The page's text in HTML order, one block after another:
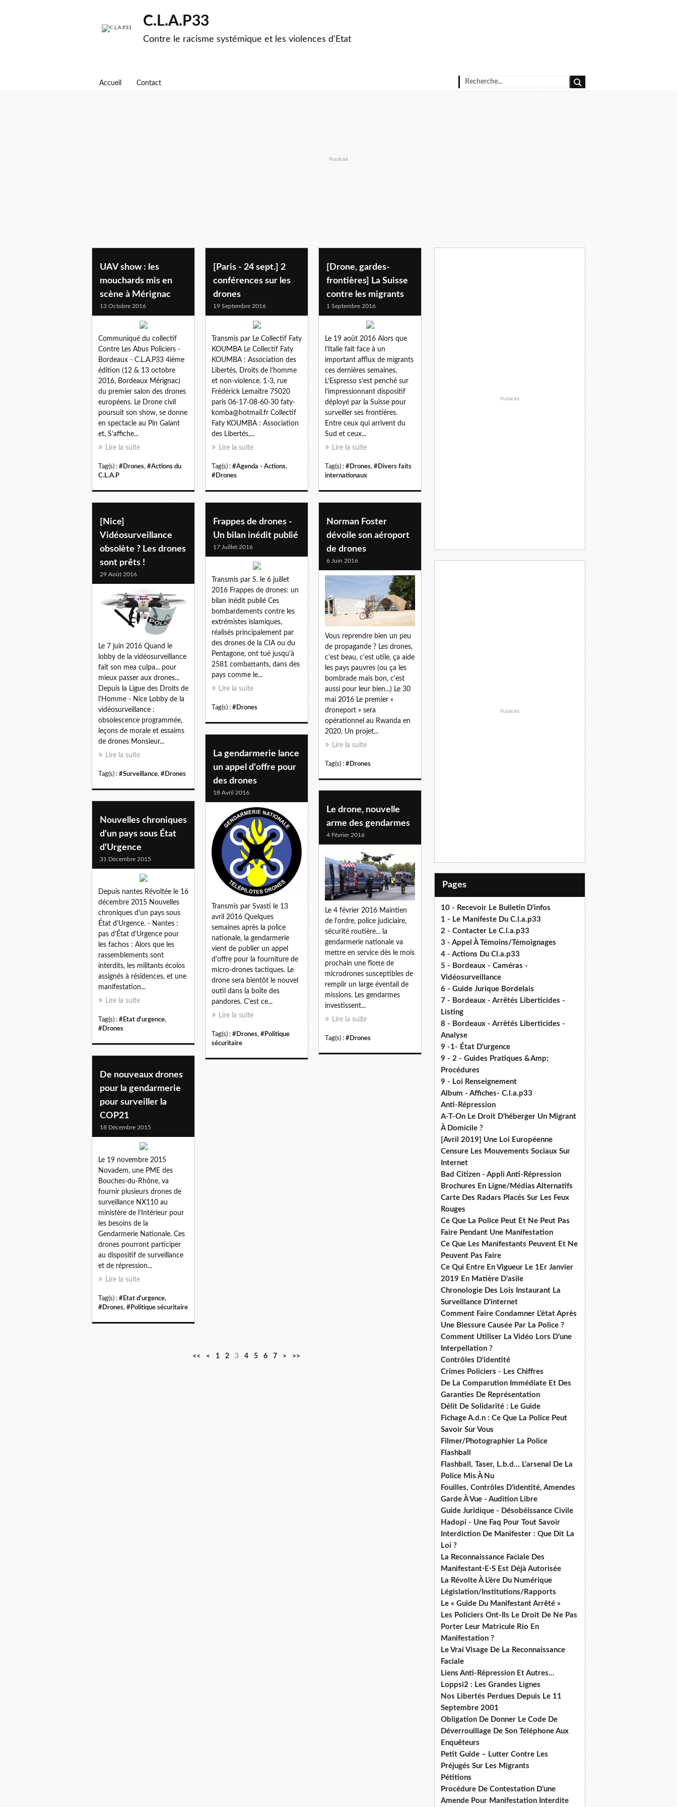
C.L.A.P33
Contre le racisme systémique et les violences d'Etat
Accueil Contact
Publicité
drones
UAV show : les
mouchards mis en
scène à Mérignac
13 Octobre 2016
Communiqué du collectif
Contre Les Abus Policiers -
Bordeaux - C.L.A.P33 4ième
édition (12 & 13 octobre
2016, Bordeaux Mérignac)
du premier salon des drones
européens. Le Drone civil
poursuit son show, se donne
en spectacle au Pin Galant
et, S’affiche...
Lire la suite
Tag(s) : #Drones, #Actions du
C.L.A.P
[Paris - 24 sept.] 2
conférences sur les
drones
19 Septembre 2016
Transmis par Le Collectif Faty
KOUMBA Le Collectif Faty
KOUMBA : Association des
Libertés, Droits de l’homme
et non-violence. 1-3, rue
Frédérick Lemaître 75020
paris 06-17-08-60-30 faty-
komba@hotmail.fr Collectif
Faty KOUMBA : Association
des Libertés,...
Lire la suite
Tag(s) : #Agenda - Actions,
#Drones
[Drone, gardes-
frontières] La Suisse
contre les migrants
1 Septembre 2016
Le 19 août 2016 Alors que
l’Italie fait face à un
important afflux de migrants
ces dernières semaines,
L’Espresso s’est penché sur
l’impressionnant dispositif
déployé par la Suisse pour
surveiller ses frontières.
Entre ceux qui arrivent du
Sud et ceux...
Lire la suite
Tag(s) : #Drones, #Divers faits
internationaux
[Nice]
Vidéosurveillance
obsolète ? Les drones
sont prêts !
29 Août 2016
Le 7 juin 2016 Quand le
lobby de la vidéosurveillance
fait son mea culpa... pour
mieux passer aux drones...
Depuis la Ligue des Droits de
l'Homme - Nice Lobby de la
vidéosurveillance :
obsolescence programmée,
leçons de morale et essaims
de drones Monsieur...
Lire la suite
Tag(s) : #Surveillance, #Drones
Frappes de drones -
Un bilan inédit publié
17 Juillet 2016
Transmis par S. le 6 juillet
2016 Frappes de drones: un
bilan inédit publié Ces
bombardements contre les
extrémistes islamiques,
réalisés principalement par
des drones de la CIA ou du
Pentagone, ont tué jusqu'à
2581 combattants, dans des
pays comme le...
Lire la suite
Tag(s) : #Drones
Norman Foster
dévoile son aéroport
de drones
6 Juin 2016
Vous reprendre bien un peu
de propagande ? Les drones,
c'est beau, c'est utile, ça aide
les pays pauvres (ou ça les
bombrade mais bon, c'est
aussi pour leur bien...) Le 30
mai 2016 Le premier «
droneport » sera
opérationnel au Rwanda en
2020. Un projet...
Lire la suite
Tag(s) : #Drones
La gendarmerie lance
un appel d'offre pour
des drones
18 Avril 2016
Transmis par Svasti le 13
avril 2016 Quelques
semaines après la police
nationale, la gendarmerie
vient de publier un appel
d'offre pour la fourniture de
micro-drones tactiques. Le
drone sera bientôt le nouvel
outil dans la boîte des
pandores. C'est ce...
Lire la suite
Tag(s) : #Drones, #Politique
sécuritaire
Le drone, nouvelle
arme des gendarmes
4 Février 2016
Le 4 février 2016 Maintien
de l'ordre, police judiciaire,
sécurité routière... la
gendarmerie nationale va
mettre en service dès le mois
prochain une flotte de
microdrones susceptibles de
remplir un large éventail de
missions. Les gendarmes
investissent...
Lire la suite
Tag(s) : #Drones
Nouvelles chroniques
d'un pays sous État
d'Urgence
31 Décembre 2015
Depuis nantes Révoltée le 16
décembre 2015 Nouvelles
chroniques d'un pays sous
État d'Urgence. - Nantes :
pas d’État d'Urgence pour
les fachos : Alors que les
rassemblements sont
interdits, les militants écolos
assignés à résidences, et une
manifestation...
Lire la suite
Tag(s) : #Etat d'urgence,
#Drones
De nouveaux drones
pour la gendarmerie
pour surveiller la
COP21
18 Décembre 2015
Le 19 novembre 2015
Novadem, une PME des
Bouches-du-Rhône, va
fournir plusieurs drones de
surveillance NX110 au
ministère de l’Intérieur pour
les besoins de la
Gendarmerie Nationale. Ces
drones pourront participer
au dispositif de surveillance
et de répression...
Lire la suite
Tag(s) : #Etat d'urgence,
#Drones, #Politique sécuritaire
<< < 1 2 3 4 5 6 7 > >>
Publicité
Publicité
Pages
10 - Recevoir Le Bulletin D'infos
1 - Le Manifeste Du C.l.a.p33
2 - Contacter Le C.l.a.p33
3 - Appel À Témoins/Témoignages
4 - Actions Du Cl.a.p33
5 - Bordeaux - Caméras -
Vidéosurveillance
6 - Guide Jurique Bordelais
7 - Bordeaux - Arrêtés Liberticides -
Listing
8 - Bordeaux - Arrêtés Liberticides -
Analyse
9 -1- État D'urgence
9 - 2 - Guides Pratiques &Amp;
Procédures
9 - Loi Renseignement
Album - Affiches- C.l.a.p33
Anti-Répression
A-T-On Le Droit D'héberger Un Migrant
À Domicile ?
[Avril 2019] Une Loi Européenne
Censure Les Mouvements Sociaux Sur
Internet
Bad Citizen - Appli Anti-Répression
Brochures En Ligne/Médias Alternatifs
Carte Des Radars Placés Sur Les Feux
Rouges
Ce Que La Police Peut Et Ne Peut Pas
Faire Pendant Une Manifestation
Ce Que Les Manifestants Peuvent Et Ne
Peuvent Pas Faire
Ce Qui Entre En Vigueur Le 1Er Janvier
2019 En Matière D’asile
Chronologie Des Lois Instaurant La
Surveillance D'internet
Comment Faire Condamner L’état Après
Une Blessure Causée Par La Police ?
Comment Utiliser La Vidéo Lors D’une
Interpellation ?
Contrôles D'identité
Crimes Policiers - Les Chiffres
De La Comparution Immédiate Et Des
Garanties De Représentation
Délit De Solidarité : Le Guide
Fichage A.d.n : Ce Que La Police Peut
Savoir Sur Vous
Filmer/Photographier La Police
Flashball
Flashball, Taser, L.b.d... L'arsenal De La
Police Mis À Nu
Fouilles, Contrôles D'identité, Amendes
Garde À Vue - Audition Libre
Guide Juridique - Désobéissance Civile
Hadopi - Une Faq Pour Tout Savoir
Interdiction De Manifester : Que Dit La
Loi ?
La Reconnaissance Faciale Des
Manifestant⋅E⋅S Est Déjà Autorisée
La Révolte À L’ère Du Numérique
Législation/Institutions/Rapports
Le « Guide Du Manifestant Arrêté »
Les Policiers Ont-Ils Le Droit De Ne Pas
Porter Leur Matricule Rio En
Manifestation ?
Le Vrai Visage De La Reconnaissance
Faciale
Liens Anti-Répression Et Autres...
Loppsi2 : Les Grandes Lignes
Nos Libertés Perdues Depuis Le 11
Septembre 2001
Obligation De Donner Le Code De
Déverrouillage De Son Téléphone Aux
Enquêteurs
Petit Guide – Lutter Contre Les
Préjugés Sur Les Migrants
Pétitions
Procédure De Contestation D’une
Amende Pour Manifestation Interdite